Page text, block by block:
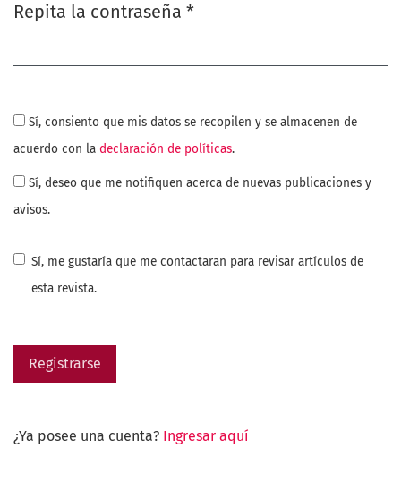
Repita la contraseña *
acuerdo con la declaración de políticas.
avisos.
Sí, me gustaría que me contactaran para revisar artículos de
esta revista.
Registrarse
¿Ya posee una cuenta? Ingresar aquí